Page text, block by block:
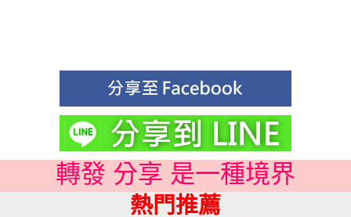
轉發 分享 是一種境界
熱門推薦